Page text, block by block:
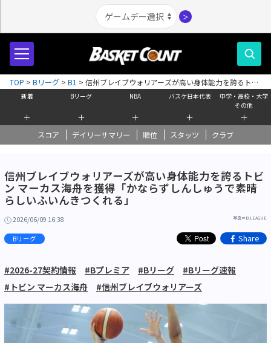
＞
新着
＋
Bリーグ
＋
NBA
＋
バスケ日本代表
＋
中学・高校・大学
その他
＋
スコア デイリーサマリー 順位 スタッツ クラブ
TOP > Bリーグ > B1 > 信州ブレイブウォリアーズが高い身体能力を誇るトビ
ン マーカス海舟を獲得「かならずしんしゅうで素晴らしいふいんきつくれ
る」
信州ブレイブウォリアーズが高い身体能力を誇るトビ
ン マーカス海舟を獲得「かならずしんしゅうで素晴
らしいふいんきつくれる」
2026/06/09 16:38 写真＝B.LEAGUE
Bリーグ Share
#2026-27契約情報 #Bプレミア #Bリーグ
#Bリーグ速報
#トビン マーカス海舟
#信州ブレイブウォリアーズ